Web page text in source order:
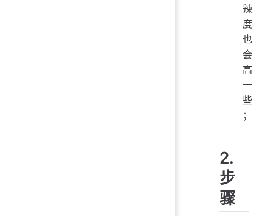
辣
度
也
会
高
一
些
；
2.
步
骤